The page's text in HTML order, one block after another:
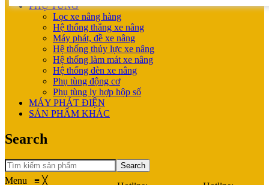
PHỤ TÙNG
Lọc xe nâng hàng
Hệ thống thắng xe nâng
Máy phát, đề xe nâng
Hệ thống thủy lực xe nâng
Hệ thống làm mát xe nâng
Hệ thống đèn xe nâng
Phụ tùng động cơ
Phụ tùng ly hợp hộp số
MÁY PHÁT ĐIỆN
SẢN PHẨM KHÁC
Search
Search
Menu ≡ ╳